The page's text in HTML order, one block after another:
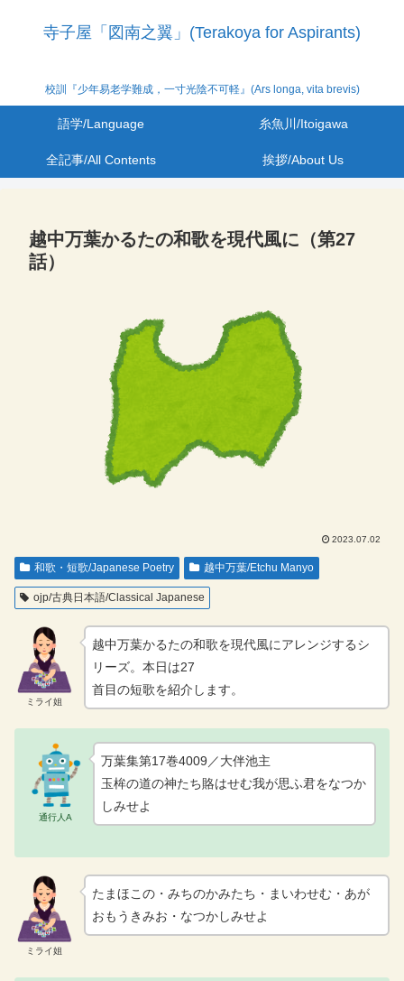
寺子屋「図南之翼」(Terakoya for Aspirants)
校訓『少年易老学難成，一寸光陰不可軽』(Ars longa, vita brevis)
語学/Language 糸魚川/Itoigawa
全記事/All Contents 挨拶/About Us
越中万葉かるたの和歌を現代風に（第27
話）
2023.07.02
和歌・短歌/Japanese Poetry 越中万葉/Etchu Manyo
ojp/古典日本語/Classical Japanese
ミライ姐
越中万葉かるたの和歌を現代風にアレンジするシ
リーズ。本日は27
首目の短歌を紹介します。
通行人A
万葉集第17巻4009／大伴池主
玉桙の道の神たち賂はせむ我が思ふ君をなつか
しみせよ
ミライ姐
たまほこの・みちのかみたち・まいわせむ・あが
おもうきみお・なつかしみせよ